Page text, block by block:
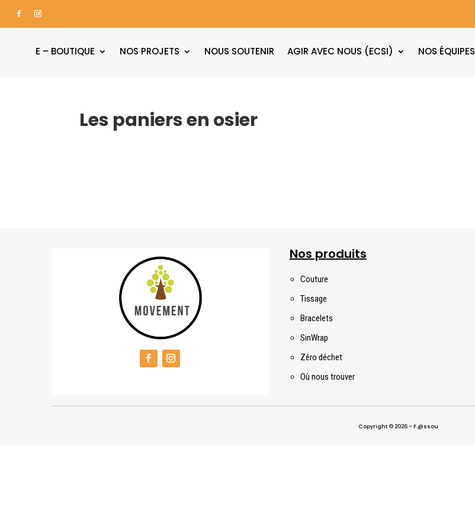
E – BOUTIQUE NOS PROJETS NOUS SOUTENIR AGIR AVEC NOUS (ECSI) NOS ÉQUIPES
Les paniers en osier
Nos produits
Couture
Tissage
Bracelets
SinWrap
Zéro déchet
Où nous trouver
Copyright © 2026 – F.@ssou